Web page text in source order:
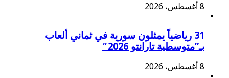
8 أغسطس، 2026
31 رياضياً يمثلون سورية في ثماني ألعاب
بـ”متوسطية تارانتو 2026″
8 أغسطس، 2026